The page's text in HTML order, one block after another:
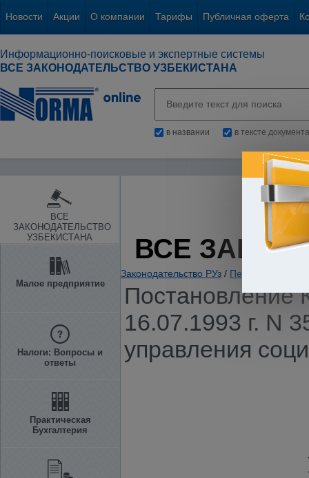
Новости Акции О компании Тарифы Публичная оферта
Информационно-поисковые и экспертные системы
ВСЕ ЗАКОНОДАТЕЛЬСТВО УЗБЕКИСТАНА
в названии в тексте документа
ВСЕ
ЗАКОНОДАТЕЛЬСТВО
УЗБЕКИСТАНА
Малое предприятие
Налоги: Вопросы и
ответы
Практическая
Бухгалтерия
ВСЕ
Законодательство РУз / Пенсии.
Постановление
16.07.1993 г. N
управления